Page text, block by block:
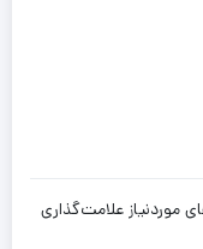
موردنیاز علامت‌گذاری